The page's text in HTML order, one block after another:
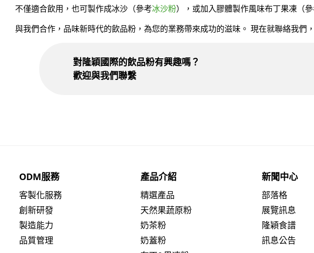
不僅適合飲用，也可製作成冰沙（參考冰沙粉），或加入膠體製作風味布丁果凍（
與我們合作，品味新時代的飲品粉，為您的業務帶來成功的滋味。 現在就聯絡我們
對隆穎國際的飲品粉有興趣嗎？
歡迎與我們聯繫
ODM服務
客製化服務
創新研發
製造能力
品質管理
產品介紹
精選產品
天然果蔬原粉
奶茶粉
奶蓋粉
新聞中心
部落格
展覽訊息
隆穎食譜
訊息公告